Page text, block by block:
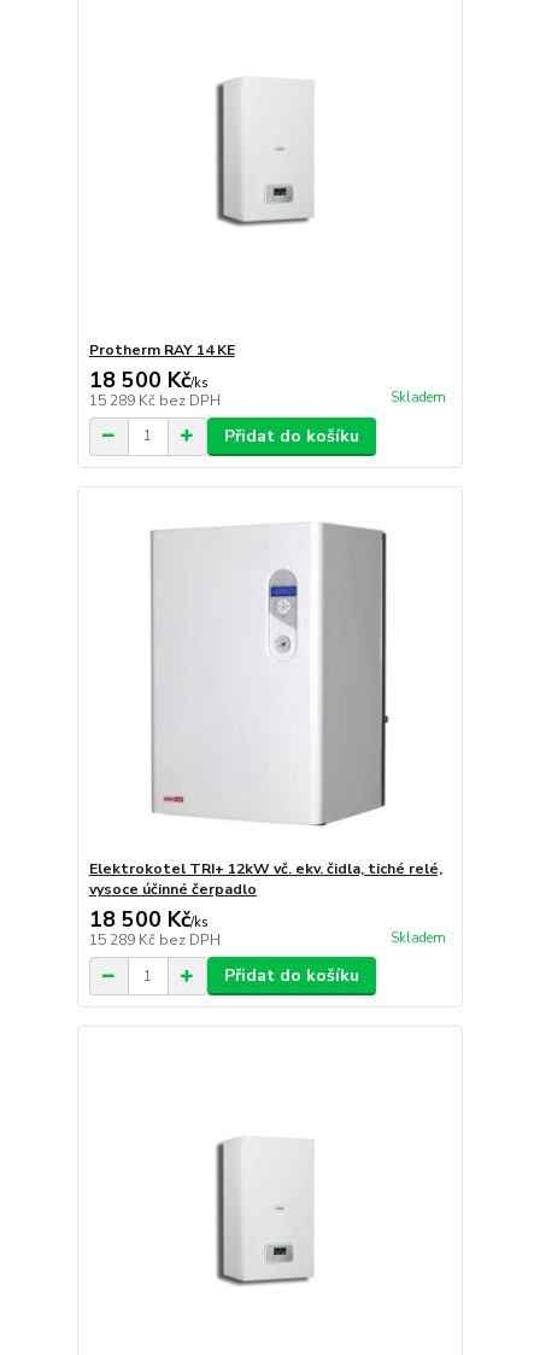
Protherm RAY 14 KE
18 500 Kč/ks
15 289 Kč bez DPH Skladem
Přidat do košíku
Elektrokotel TRI+ 12kW vč. ekv. čidla, tiché relé,
vysoce účinné čerpadlo
18 500 Kč/ks
15 289 Kč bez DPH Skladem
Přidat do košíku